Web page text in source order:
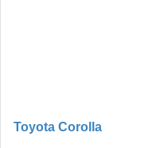
Toyota Corolla